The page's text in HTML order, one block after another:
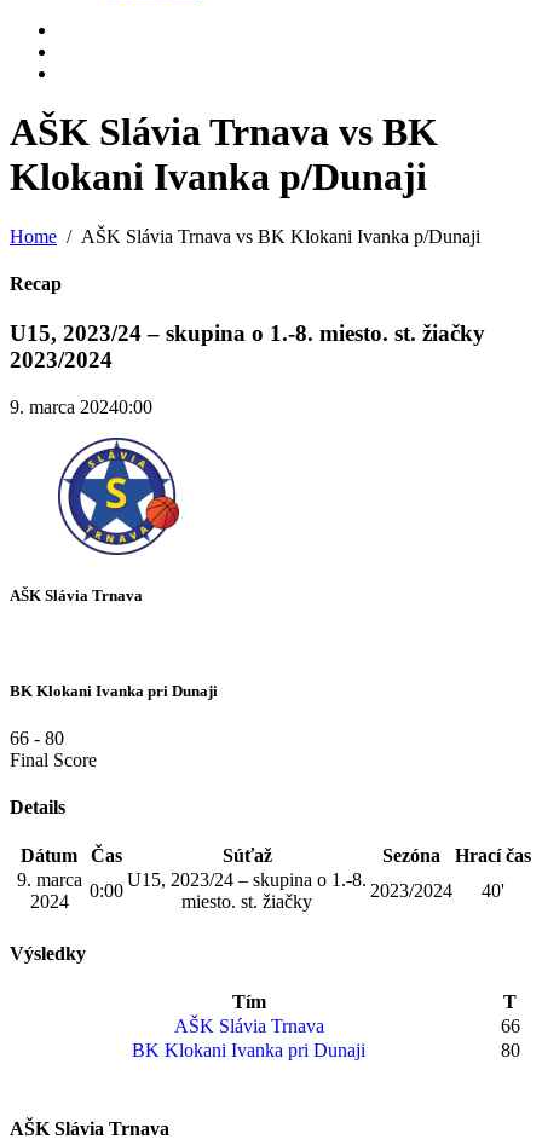
AŠK Slávia Trnava vs BK
Klokani Ivanka p/Dunaji
Home AŠK Slávia Trnava vs BK Klokani Ivanka p/Dunaji
Recap
U15, 2023/24 – skupina o 1.-8. miesto. st. žiačky
2023/2024
9. marca 20240:00
AŠK Slávia Trnava
BK Klokani Ivanka pri Dunaji
66 - 80
Final Score
Details
Dátum Čas Súťaž Sezóna
Hrací čas
9. marca
2024
0:00
U15, 2023/24 – skupina o 1.-8.
miesto. st. žiačky
2023/2024 40'
Výsledky
Tím
T
AŠK Slávia Trnava
66
BK Klokani Ivanka pri Dunaji
80
AŠK Slávia Trnava